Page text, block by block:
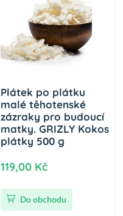
Plátek po plátku
malé těhotenské
zázraky pro budoucí
matky. GRIZLY Kokos
plátky 500 g
119,00 Kč
Do obchodu